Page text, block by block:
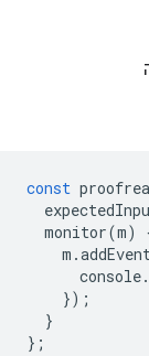
const
monitor
m.